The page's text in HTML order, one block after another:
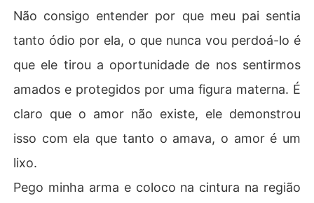
Não consigo entender por que meu pai sentia
tanto ódio por ela, o que nunca vou perdoá-lo é
que ele tirou a oportunidade de nos sentirmos
amados e protegidos por uma figura materna. É
claro que o amor não existe, ele demonstrou
isso com ela que tanto o amava, o amor é um
lixo.
Pego minha arma e coloco na cintura na região